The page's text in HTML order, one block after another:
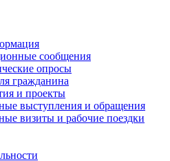
сообщения
опросы
гражданина
и проекты
выступления и обращения
визиты и рабочие поездки